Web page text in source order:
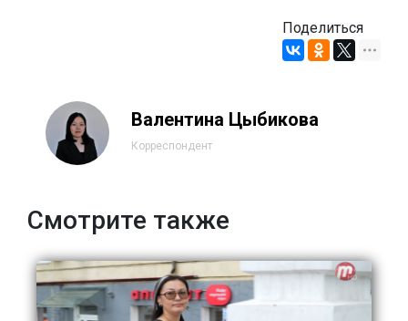
Поделиться
Валентина Цыбикова
Корреспондент
Смотрите также